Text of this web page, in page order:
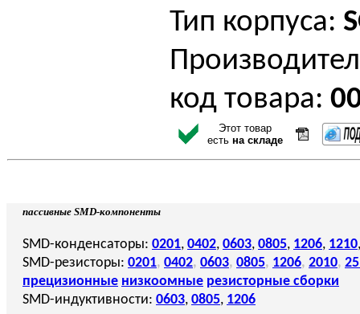
Тип корпуса:
код товара:
Этот товар
есть на складе
пассивные SMD-компоненты
SMD-конденсаторы: 0201, 0402, 0603, 0805, 1206, 1210,
SMD-резисторы: 0201, 0402, 0603, 0805, 1206, 2010,
прецизионные низкоомные резисторные сборки
SMD-индуктивности: 0603, 0805, 1206